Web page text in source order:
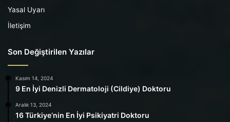
Yasal Uyarı
İletişim
Son Değiştirilen Yazılar
Kasım 14, 2024
9 En İyi Denizli Dermatoloji (Cildiye) Doktoru
Aralık 13, 2024
16 Türkiye’nin En İyi Psikiyatri Doktoru